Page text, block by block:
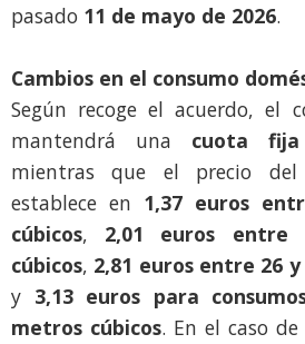
pasado 11 de mayo de 2026.
Cambios en el consumo
Según recoge el acuerdo, el
mantendrá una cuota
mientras que el precio
establece en 1,37 euros
cúbicos, 2,01 euros
cúbicos, 2,81 euros entre 26
y 3,13 euros para
metros cúbicos. En el caso